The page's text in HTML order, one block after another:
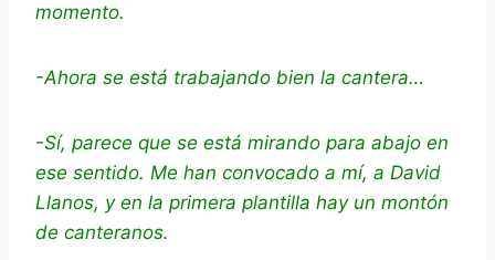
momento.
-Ahora se está trabajando bien la cantera…
-Sí, parece que se está mirando para abajo en
ese sentido. Me han convocado a mí, a David
Llanos, y en la primera plantilla hay un montón
de canteranos.